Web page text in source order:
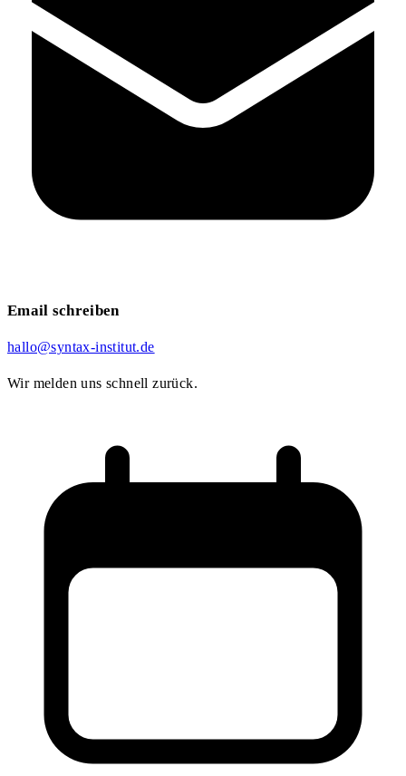
Email schreiben
hallo@syntax-institut.de
Wir melden uns schnell zurück.